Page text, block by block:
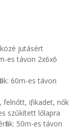
jutásért
es távon 2x6x6
60m-es távon
ifi, kadet, nők
szűkített lőlapra
50m-es távon